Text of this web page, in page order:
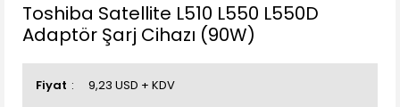
Toshiba Satellite L510 L550 L550D
Adaptör Şarj Cihazı (90W)
Fiyat 9,23 USD + KDV